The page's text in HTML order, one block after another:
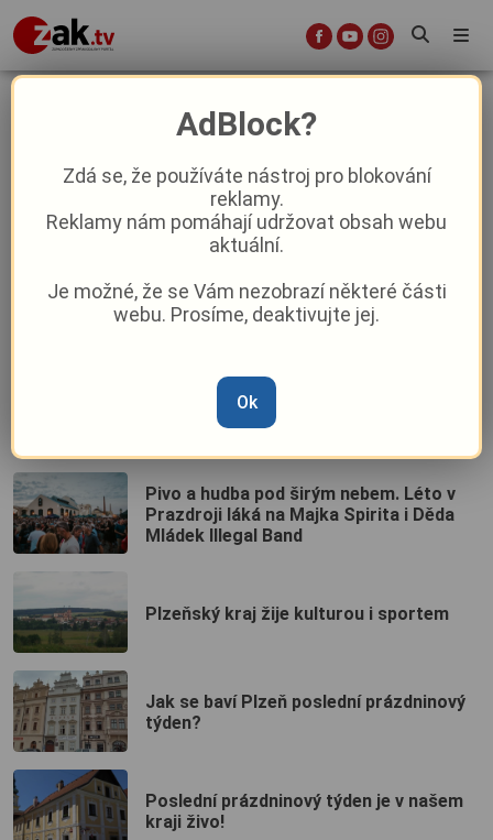
Letní kino v Domě Chopin nabídne čtyři
české komedie pod širým nebem
Žhavá novinka z Nepomuku: Letní kino
se stěhuje, nabídne pohodlí i filmové
Filmové léto v Plzni: Oblíbené filmové
večery oživí osm netradičních lokací,
Pivo a hudba pod širým nebem. Léto v
Prazdroji láká na Majka Spirita i Děda
Mládek Illegal Band
Plzeňský kraj žije kulturou i sportem
Jak se baví Plzeň poslední prázdninový
týden?
Poslední prázdninový týden je v našem
kraji živo!
AdBlock?
Zdá se, že používáte nástroj pro blokování
reklamy.
Reklamy nám pomáhají udržovat obsah webu
aktuální.
Je možné, že se Vám nezobrazí některé části
webu. Prosíme, deaktivujte jej.
Ok